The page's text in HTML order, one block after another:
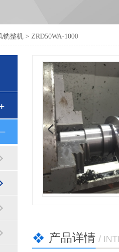
铣整机 > ZRD50WA-1000
产品详情 /